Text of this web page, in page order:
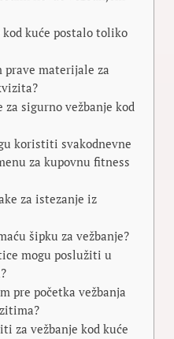
kod kuće postalo toliko
prave materijale za
za sigurno vežbanje kod
koristiti svakodnevne
za kupovnu fitness
za istezanje iz
šipku za vežbanje?
mogu poslužiti u
pre početka vežbanja
za vežbanje kod kuće